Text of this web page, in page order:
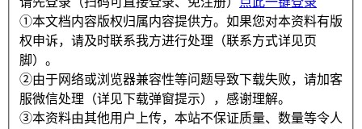
①本文档内容版权归属内容提供方。如果您对本资料有版
权申诉，请及时联系我方进行处理（联系方式详见页
脚）。
②由于网络或浏览器兼容性等问题导致下载失败，请加客
服微信处理（详见下载弹窗提示），感谢理解。
③本资料由其他用户上传，本站不保证质量、数量等令人